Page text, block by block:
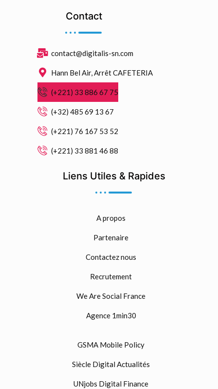
Contact
contact@digitalis-sn.com
Hann Bel Air, Arrêt CAFETERIA
(+221) 33 886 67 75
(+32) 485 69 13 67
(+221) 76 167 53 52
(+221) 33 881 46 88
Liens Utiles & Rapides
A propos
Partenaire
Contactez nous
Recrutement
We Are Social France
Agence 1min30
GSMA Mobile Policy
Siècle Digital Actualités
UNjobs Digital Finance